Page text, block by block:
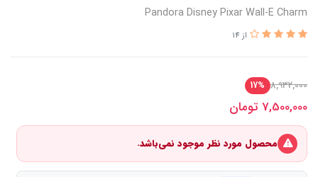
Pandora Disney Pixar Wall-E Charm
از 14
8,932,000
17%
7,500,000 تومان
محصول مورد نظر موجود نمی‌باشد.